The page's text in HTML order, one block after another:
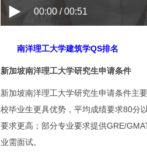
00:00 / 00:51
南洋理工大学建筑学QS排名
新加坡南洋理工大学研究生申请条件
新加坡南洋理工大学研究生申请条件主
校毕业生更具优势，平均成绩要求80分
要求更高；部分专业要求提供GRE/
业需面试。